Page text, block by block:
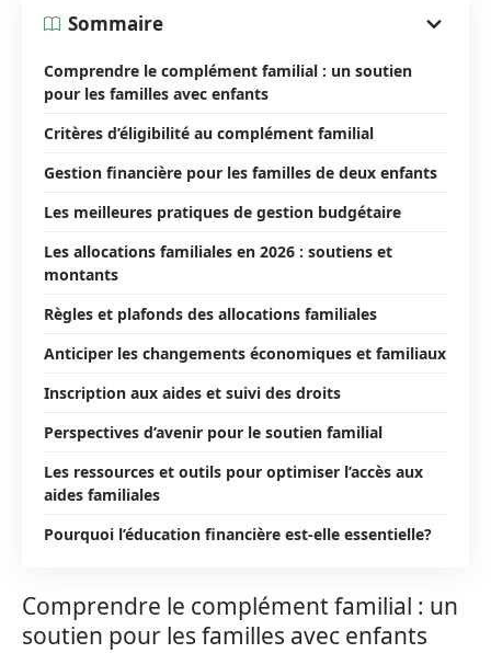
Sommaire
Comprendre le complément familial : un soutien
pour les familles avec enfants
Critères d’éligibilité au complément familial
Gestion financière pour les familles de deux enfants
Les meilleures pratiques de gestion budgétaire
Les allocations familiales en 2026 : soutiens et
montants
Règles et plafonds des allocations familiales
Anticiper les changements économiques et familiaux
Inscription aux aides et suivi des droits
Perspectives d’avenir pour le soutien familial
Les ressources et outils pour optimiser l’accès aux
aides familiales
Pourquoi l’éducation financière est-elle essentielle?
Comprendre le complément familial : un
soutien pour les familles avec enfants